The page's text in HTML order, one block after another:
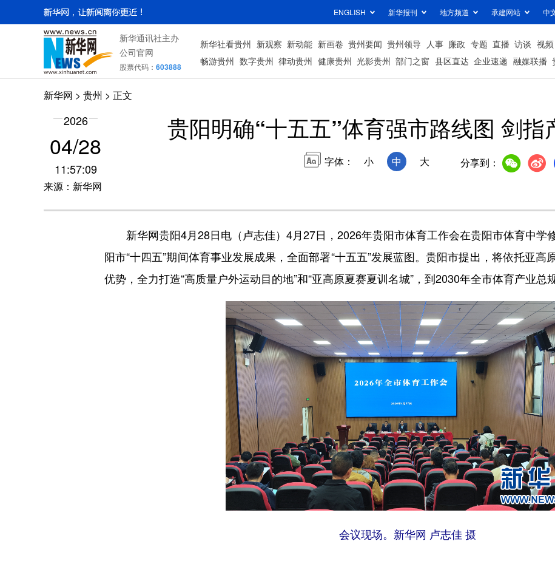
ENGLISH 新华报刊 地方频道 承建网站 中
新华通讯社主办
公司官网
股票代码： 603888
新华社看贵州 新观察 新动能 新画卷 贵州要闻 贵州领导 人事 廉政 专题 直播 访谈 视频
畅游贵州 数字贵州 律动贵州 健康贵州 光影贵州 部门之窗 县区直达 企业速递 融媒联播
新华网 > 贵州 > 正文
2026
04/28
11:57:09
来源：新华网
贵阳明确“十五五”体育强市路线图 剑指
字体： 小 中 大 分享到：
新华网贵阳4月28日电（卢志佳）4月27日，2026年贵阳市体育工作会在贵阳市体育中学
阳市“十四五”期间体育事业发展成果，全面部署“十五五”发展蓝图。贵阳市提出，将依托亚
优势，全力打造“高质量户外运动目的地”和“亚高原夏赛夏训名城”，到2030年全市体育产业总
会议现场。新华网 卢志佳 摄